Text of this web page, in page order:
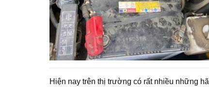
Hiện nay trên thị trường có rất nhiều những